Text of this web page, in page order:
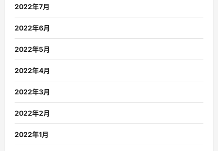
2022年7月
2022年6月
2022年5月
2022年4月
2022年3月
2022年2月
2022年1月